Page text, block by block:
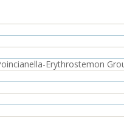
Erythrostemon